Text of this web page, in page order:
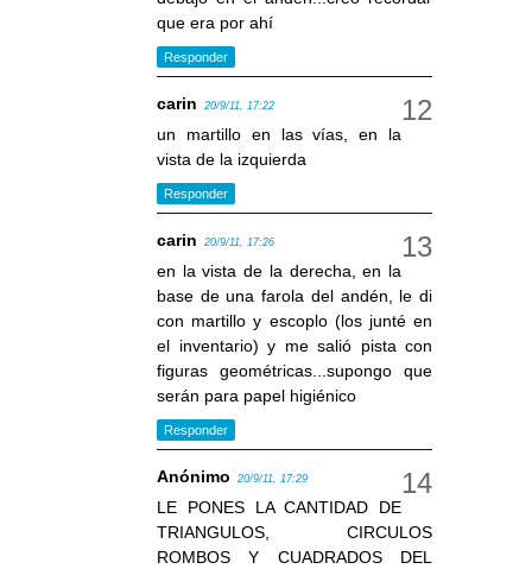
que era por ahí
Responder
carin 20/9/11, 17:22
un martillo en las vías, en la
vista de la izquierda
Responder
carin 20/9/11, 17:26
en la vista de la derecha, en la
base de una farola del andén, le di
con martillo y escoplo (los junté en
el inventario) y me salió pista con
figuras geométricas...supongo que
serán para papel higiénico
Responder
Anónimo 20/9/11, 17:29
LE PONES LA CANTIDAD DE
TRIANGULOS, CIRCULOS
ROMBOS Y CUADRADOS DEL